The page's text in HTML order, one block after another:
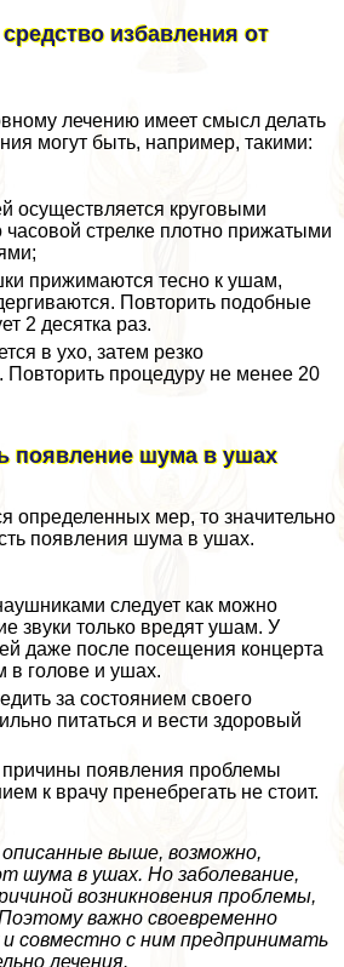
избавления от
лечению имеет смысл делать
могут быть, например, такими:
осуществляется круговыми
стрелке плотно прижатыми
прижимаются тесно к ушам,
Повторить подобные
2 десятка раз.
в ухо, затем резко
Повторить процедуру не менее 20
появление шума в ушах
определенных мер, то значительно
появления шума в ушах.
следует как можно
звуки только вредят ушам. У
даже после посещения концерта
голове и ушах.
за состоянием своего
питаться и вести здоровый
причины появления проблемы
к врачу пренебрегать не стоит.
выше, возможно,
шума в ушах. Но заболевание,
возникновения проблемы,
важно своевременно
совместно с ним предпринимать
лечения.